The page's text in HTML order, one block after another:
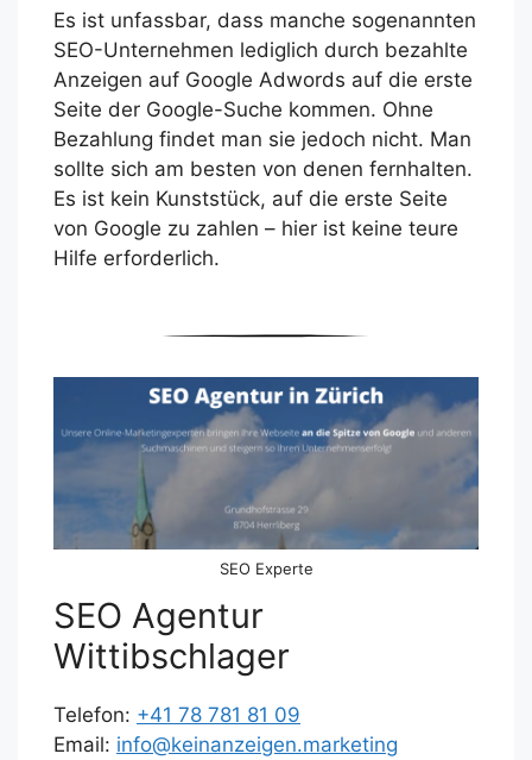
Es ist unfassbar, dass manche sogenannten
SEO-Unternehmen lediglich durch bezahlte
Anzeigen auf Google Adwords auf die erste
Seite der Google-Suche kommen. Ohne
Bezahlung findet man sie jedoch nicht. Man
sollte sich am besten von denen fernhalten.
Es ist kein Kunststück, auf die erste Seite
von Google zu zahlen – hier ist keine teure
Hilfe erforderlich.
SEO Experte
SEO Agentur
Wittibschlager
Telefon: +41 78 781 81 09
Email: info@keinanzeigen.marketing